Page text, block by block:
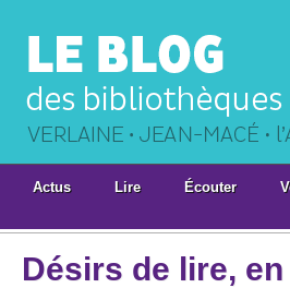
Actus Lire Écouter
Désirs de lire,